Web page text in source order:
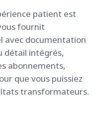
patient est
fournit
avec documentation
détail intégrés,
abonnements,
que vous puissiez
transformateurs.